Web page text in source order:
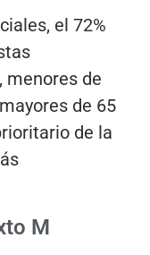
el 72%
menores de
de 65
de la
M